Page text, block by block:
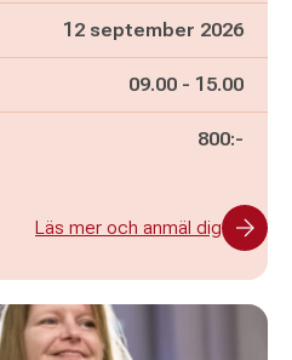
12 september 2026
Pågår mellan
09.00 - och
15.00
800:-
Läs mer och anmäl dig